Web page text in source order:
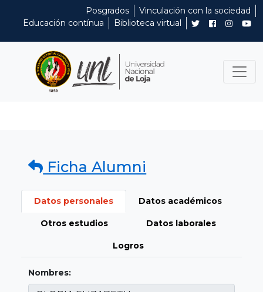
Posgrados
Vinculación con la sociedad
Educación contínua
Biblioteca virtual
Ficha Alumni
Datos personales Datos académicos
Otros estudios Datos laborales
Logros
Nombres: